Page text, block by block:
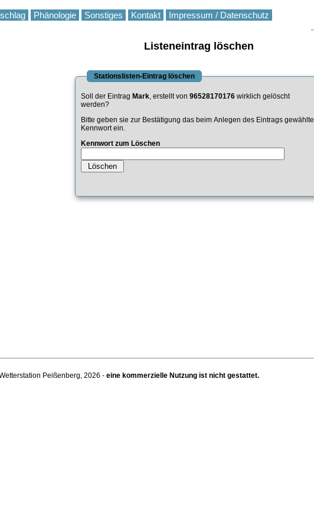
Phänologie Sonstiges Kontakt Impressum / Datenschutz
Listeneintrag löschen
Stationslisten-Eintrag löschen
Soll der Eintrag Mark, erstellt von 96528170176 wirklich gelöscht
werden?
Bitte geben sie zur Bestätigung das beim Anlegen des Eintrags gewählte
Kennwort ein.
Kennwort zum Löschen
Peißenberg, 2026 - eine kommerzielle Nutzung ist nicht gestattet.